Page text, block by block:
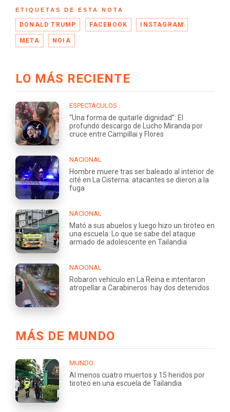
ETIQUETAS DE ESTA NOTA
DONALD TRUMP FACEBOOK INSTAGRAM
META NOIA
LO MÁS RECIENTE
ESPECTÁCULOS
“Una forma de quitarle dignidad”: El
profundo descargo de Lucho Miranda por
cruce entre Campillai y Flores
NACIONAL
Hombre muere tras ser baleado al interior de
cité en La Cisterna: atacantes se dieron a la
fuga
NACIONAL
Mató a sus abuelos y luego hizo un tiroteo en
una escuela: Lo que se sabe del ataque
armado de adolescente en Tailandia
NACIONAL
Robaron vehículo en La Reina e intentaron
atropellar a Carabineros: hay dos detenidos
MÁS DE MUNDO
MUNDO
Al menos cuatro muertos y 15 heridos por
tiroteo en una escuela de Tailandia